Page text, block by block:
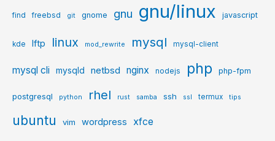
find freebsd git gnome gnu gnu/linux javascript
kde lftp linux mod_rewrite mysql mysql-client
mysql cli mysqld netbsd nginx nodejs php php-fpm
postgresql python rhel rust samba ssh ssl termux tips
ubuntu vim wordpress xfce